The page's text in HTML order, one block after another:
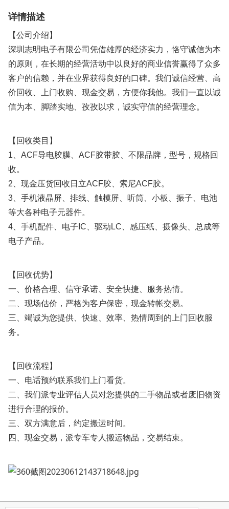
详情描述
【公司介绍】
深圳志明电子有限公司凭借雄厚的经济实力，恪守诚信为本
的原则，在长期的经营活动中以良好的商业信誉赢得了众多
客户的信赖，并在业界获得良好的口碑。我们诚信经营、高
价回收、上门收购、现金交易，方便你我他。我们一直以诚
信为本、脚踏实地、孜孜以求，诚实守信的经营理念。
【回收类目】
1、ACF导电胶膜、ACF胶带胶、不限品牌，型号，规格回
收。
2、现金压货回收日立ACF胶、索尼ACF胶。
3、手机液晶屏、排线、触模屏、听筒、小板、振子、电池
等大各种电子元器件。
4、手机配件、电子IC、驱动LC、感压纸、摄像头、总成等
电子产品。
【回收优势】
一、价格合理、信守承诺、安全快捷、服务热情。
二、现场估价，严格为客户保密，现金转帐交易。
三、竭诚为您提供、快速、效率、热情周到的上门回收服
务。
【回收流程】
一、电话预约联系我们上门看货。
二、我们派专业评估人员对您提供的二手物品或者废旧物资
进行合理的报价。
三、双方满意后，约定搬运时间。
四、现金交易，派专车专人搬运物品，交易结束。